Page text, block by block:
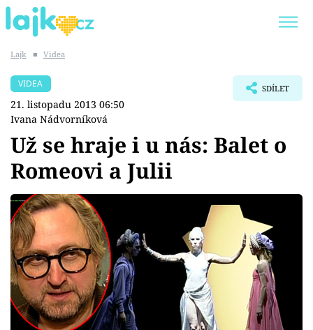
SHOPAHOLICADEL
Témata
Showbyznys
Youtubeři
Virály
Sex a vztahy
Lajk ■ Videa
VIDEA
21. listopadu 2013 06:50
Ivana Nádvorníková
SDÍLET
Už se hraje i u nás: Balet o
Romeovi a Julii